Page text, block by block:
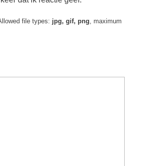
file types: jpg, gif, png, maximum